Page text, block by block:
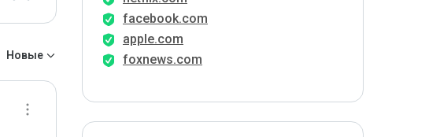
Новые
facebook.com
apple.com
foxnews.com